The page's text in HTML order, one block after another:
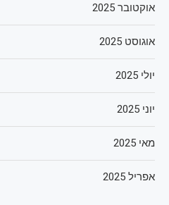
אוקטובר 2025
אוגוסט 2025
יולי 2025
יוני 2025
מאי 2025
אפריל 2025